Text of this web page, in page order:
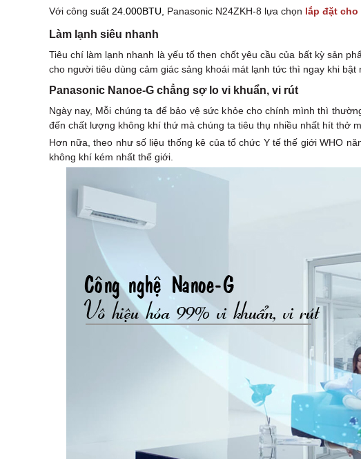
Với công suất 24.000BTU Panasonic N24ZKH-8 lựa chọn lắp đặt
Làm lạnh siêu nhanh
Tiêu chí làm lạnh nhanh là yếu tố then chốt yêu cầu của bất kỳ sản
cho người tiêu dùng cảm giác sảng khoái mát lạnh tức thì ngay khi bật
Panasonic Nanoe-G chẳng sợ lo vi khuẩn, vi rút
Ngày nay, Mỗi chúng ta để bảo vệ sức khỏe cho chính mình thì
đến chất lượng không khí thứ mà chúng ta tiêu thụ nhiều nhất hít thở
Hơn nữa, theo như số liệu thống kê của tổ chức Y tế thế giới WHO
không khí kém nhất thế giới.